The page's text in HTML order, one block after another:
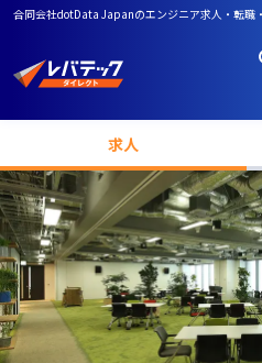
合同会社dotData Japanのエンジニア求人・転職
求人